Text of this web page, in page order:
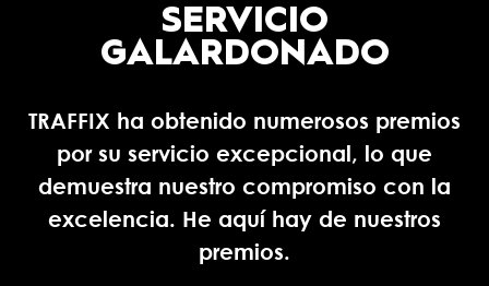
SERVICIO
GALARDONADO
TRAFFIX ha obtenido numerosos premios
por su servicio excepcional, lo que
demuestra nuestro compromiso con la
excelencia. He aquí hay de nuestros
premios.